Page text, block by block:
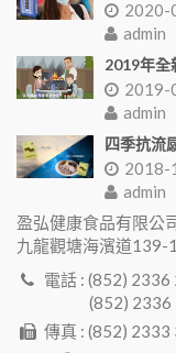
2020-
admin
2019年全
2019-
admin
四季抗流
2018-
admin
盈弘健康食品有限公
九龍觀塘海濱道139-
電話 : (852)
(852) 2336
傳真 : (852) 2333